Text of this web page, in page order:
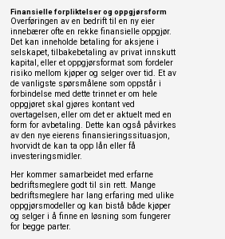
Finansielle forpliktelser og oppgjørsform
Overføringen av en bedrift til en ny eier
innebærer ofte en rekke finansielle oppgjør.
Det kan inneholde betaling for aksjene i
selskapet, tilbakebetaling av privat innskutt
kapital, eller et oppgjørsformat som fordeler
risiko mellom kjøper og selger over tid. Et av
de vanligste spørsmålene som oppstår i
forbindelse med dette trinnet er om hele
oppgjøret skal gjøres kontant ved
overtagelsen, eller om det er aktuelt med en
form for avbetaling. Dette kan også påvirkes
av den nye eierens finansieringssituasjon,
hvorvidt de kan ta opp lån eller få
investeringsmidler.
Her kommer samarbeidet med erfarne
bedriftsmeglere godt til sin rett. Mange
bedriftsmeglere har lang erfaring med ulike
oppgjørsmodeller og kan bistå både kjøper
og selger i å finne en løsning som fungerer
for begge parter.